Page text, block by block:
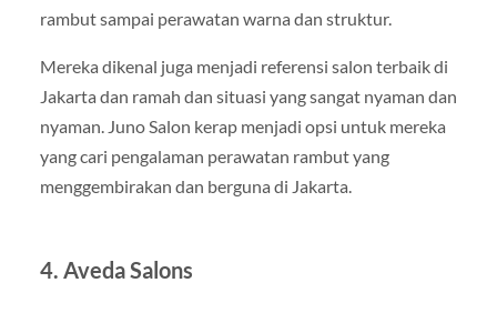
rambut sampai perawatan warna dan struktur.
Mereka dikenal juga menjadi referensi salon terbaik di
Jakarta dan ramah dan situasi yang sangat nyaman dan
nyaman. Juno Salon kerap menjadi opsi untuk mereka
yang cari pengalaman perawatan rambut yang
menggembirakan dan berguna di Jakarta.
4. Aveda Salons